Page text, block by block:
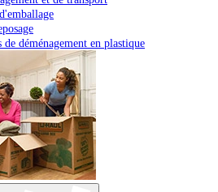
de déménagement en plastique